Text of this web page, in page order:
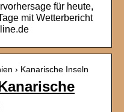
für heute,
mit Wetterbericht
› Kanarische Inseln